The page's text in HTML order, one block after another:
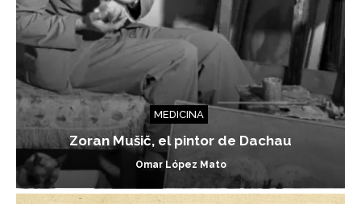
MEDICINA
Zoran Mušič, el pintor de Dachau
Omar López Mato